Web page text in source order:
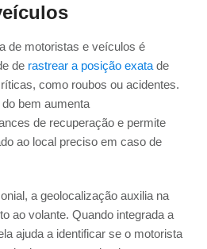
de motoristas e veículos é
de rastrear a posição exata de
como roubos ou acidentes.
bem aumenta
de recuperação e permite
ao local preciso em caso de
a geolocalização auxilia na
ao volante. Quando integrada a
ajuda a identificar se o motorista